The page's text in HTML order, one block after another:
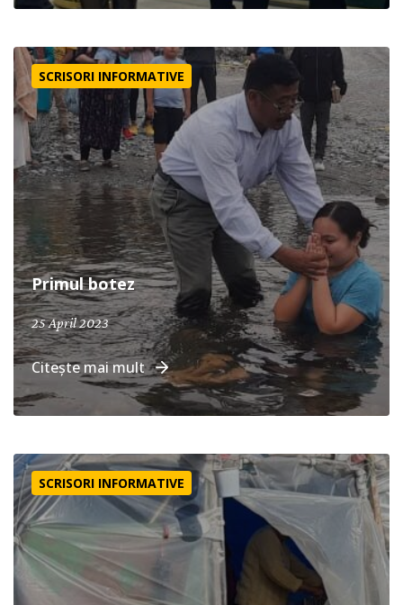
Primul botez
Primul botez
SCRISORI INFORMATIVE
25 April 2023
Citește mai mult
Ajutor în Turcia
SCRISORI INFORMATIVE